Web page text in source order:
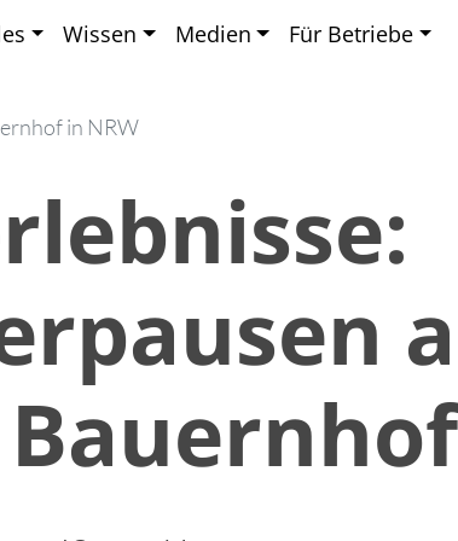
Wissen Medien Für Betriebe
in NRW